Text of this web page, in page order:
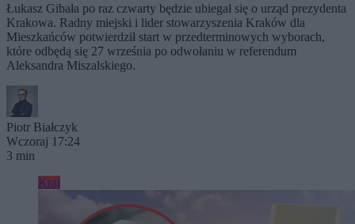
Łukasz Gibała po raz czwarty będzie ubiegał się o urząd prezydenta
Krakowa. Radny miejski i lider stowarzyszenia Kraków dla
Mieszkańców potwierdził start w przedterminowych wyborach,
które odbędą się 27 września po odwołaniu w referendum
Aleksandra Miszalskiego.
Piotr Białczyk
Wczoraj 17:24
3 min
Kraj